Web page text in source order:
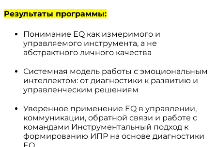
Результаты программы:
Понимание EQ как измеримого и
управляемого инструмента, а не
абстрактного личного качества
Системная модель работы с эмоциональным
интеллектом: от диагностики к развитию и
управленческим решениям
Уверенное применение EQ в управлении,
коммуникации, обратной связи и работе с
командами Инструментальный подход к
формированию ИПР на основе диагностики